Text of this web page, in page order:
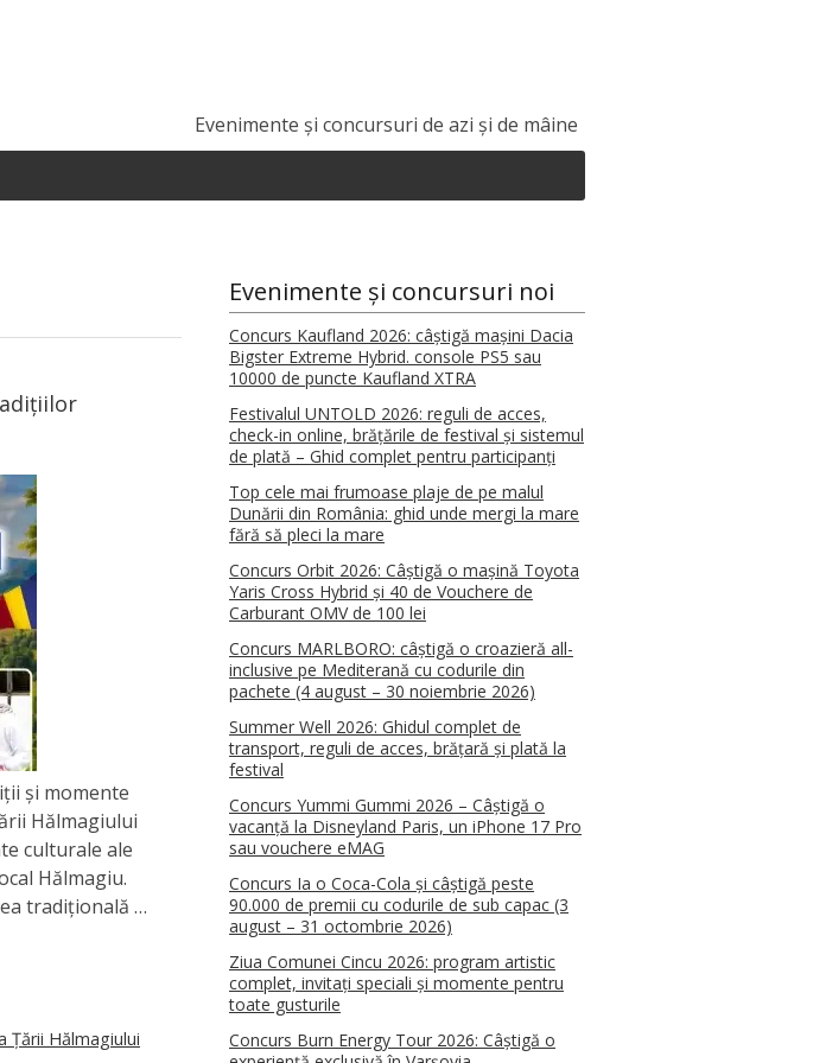
Evenimente și concursuri de azi și de mâine
și momente
Hălmagiului
culturale ale
Hălmagiu.
tradițională …
Țării Hălmagiului
Evenimente și concursuri noi
Concurs Kaufland 2026: câștigă mașini Dacia
Bigster Extreme Hybrid. console PS5 sau
10000 de puncte Kaufland XTRA
Festivalul UNTOLD 2026: reguli de acces,
check-in online, brățările de festival și sistemul
de plată – Ghid complet pentru participanți
Top cele mai frumoase plaje de pe malul
Dunării din România: ghid unde mergi la mare
fără să pleci la mare
Concurs Orbit 2026: Câștigă o mașină Toyota
Yaris Cross Hybrid și 40 de Vouchere de
Carburant OMV de 100 lei
Concurs MARLBORO: câștigă o croazieră all-
inclusive pe Mediterană cu codurile din
pachete (4 august – 30 noiembrie 2026)
Summer Well 2026: Ghidul complet de
transport, reguli de acces, brățară și plată la
festival
Concurs Yummi Gummi 2026 – Câștigă o
vacanță la Disneyland Paris, un iPhone 17 Pro
sau vouchere eMAG
Concurs Ia o Coca-Cola și câștigă peste
90.000 de premii cu codurile de sub capac (3
august – 31 octombrie 2026)
Ziua Comunei Cincu 2026: program artistic
complet, invitați speciali și momente pentru
toate gusturile
Concurs Burn Energy Tour 2026: Câștigă o